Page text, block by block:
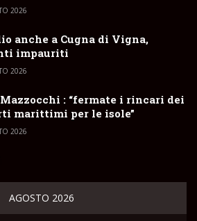
2026
anche a Cugna di Vigna,
impauriti
2026
: “fermate i rincari dei
marittimi per le isole”
2026
AGOSTO 2026